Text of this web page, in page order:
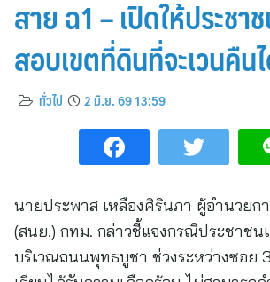
สาย ฉ1 – เปิดให้ประชา
สอบเขตที่ดินที่จะเวนคืน
ทั่วไป 2 มิ.ย. 69 13:59
นายประพาส เหลืองศิรินภา ผู้อำนวยก
(สนย.) กทม. กล่าวชี้แจงกรณีประชาชน
บริเวณถนนพุทธบูชา ช่วงระหว่างซอย